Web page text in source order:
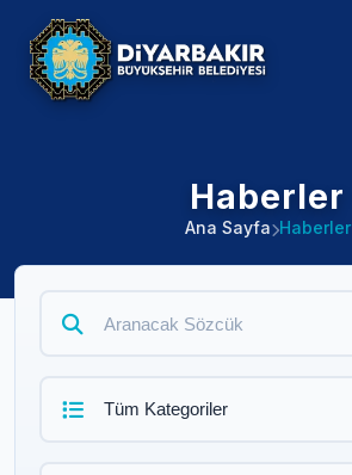
Haberler
Ana Sayfa Haberler
Tüm Kategoriler